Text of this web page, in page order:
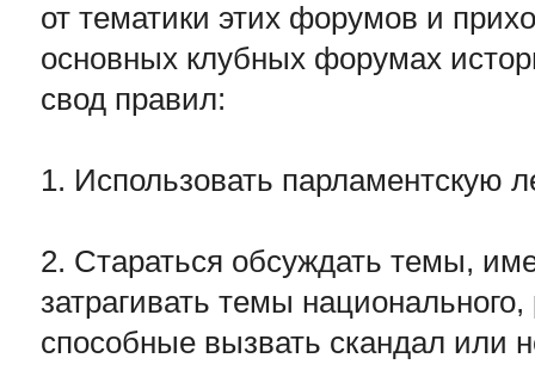
от тематики этих форумов и
основных клубных форумах
свод правил:
1. Использовать парламентскую
2. Стараться обсуждать темы,
затрагивать темы
способные вызвать скандал или